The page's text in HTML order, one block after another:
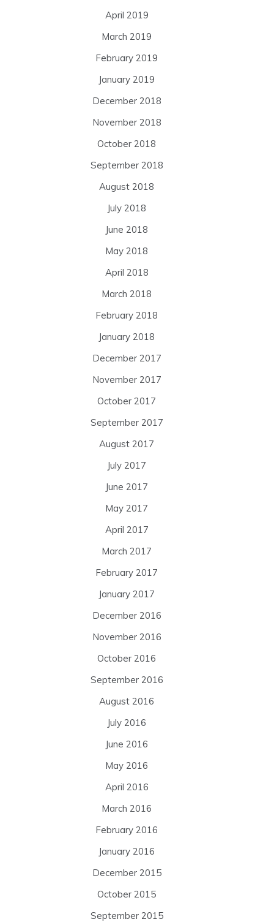
April 2019
March 2019
February 2019
January 2019
December 2018
November 2018
October 2018
September 2018
August 2018
July 2018
June 2018
May 2018
April 2018
March 2018
February 2018
January 2018
December 2017
November 2017
October 2017
September 2017
August 2017
July 2017
June 2017
May 2017
April 2017
March 2017
February 2017
January 2017
December 2016
November 2016
October 2016
September 2016
August 2016
July 2016
June 2016
May 2016
April 2016
March 2016
February 2016
January 2016
December 2015
October 2015
September 2015